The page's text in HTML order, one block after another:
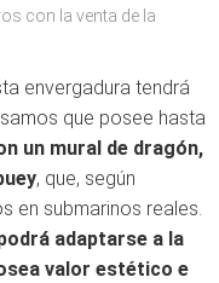
con la venta de la
envergadura tendrá
que posee hasta
un mural de dragón,
, que, según
en submarinos reales.
adaptarse a la
valor estético e